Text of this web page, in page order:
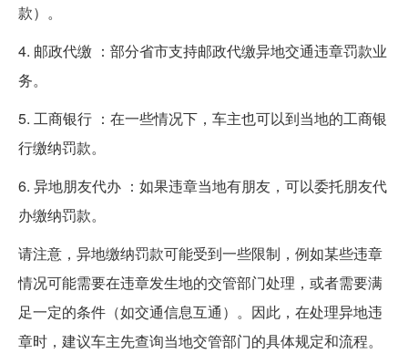
款）。
4. 邮政代缴 ：部分省市支持邮政代缴异地交通违章罚款业
务。
5. 工商银行 ：在一些情况下，车主也可以到当地的工商银
行缴纳罚款。
6. 异地朋友代办 ：如果违章当地有朋友，可以委托朋友代
办缴纳罚款。
请注意，异地缴纳罚款可能受到一些限制，例如某些违章
情况可能需要在违章发生地的交管部门处理，或者需要满
足一定的条件（如交通信息互通）。因此，在处理异地违
章时，建议车主先查询当地交管部门的具体规定和流程。